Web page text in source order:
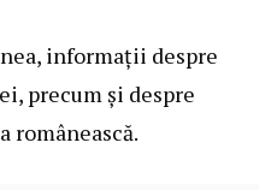
informații despre
precum și despre
românească.